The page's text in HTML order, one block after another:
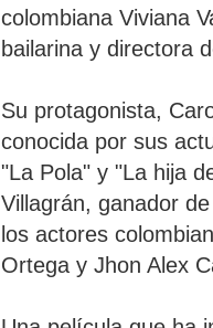
colombiana Viviana
bailarina y directora
Su protagonista,
conocida por sus
"La Pola" y "La hija
Villagrán, ganador
los actores
Ortega y Jhon Alex